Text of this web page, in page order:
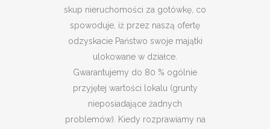
skup nieruchomości za gotówkę, co
spowoduje, iż przez naszą ofertę
odzyskacie Państwo swoje majątki
ulokowane w działce.
Gwarantujemy do 80 % ogólnie
przyjętej wartości lokalu (grunty
nieposiadające żadnych
problemów). Kiedy rozprawiamy na